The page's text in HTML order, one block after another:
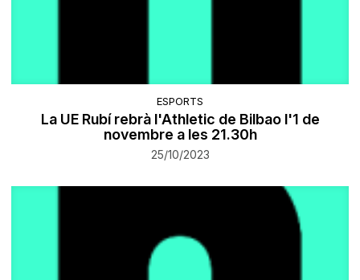
ESPORTS
La UE Rubí rebrà l'Athletic de Bilbao l'1 de
novembre a les 21.30h
25/10/2023